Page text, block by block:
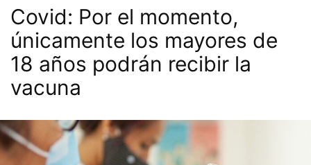
Covid: Por el momento,
únicamente los mayores de
18 años podrán recibir la
vacuna